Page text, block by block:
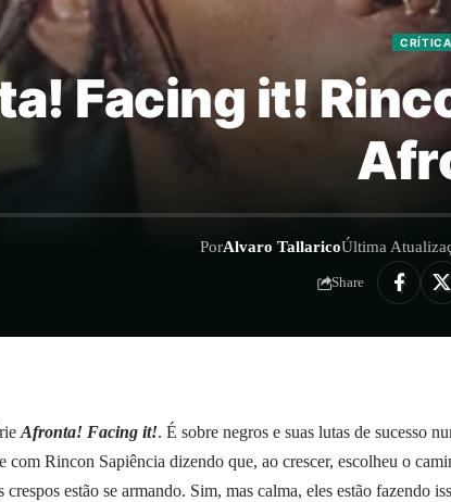
CRÍTICA
Facing it!
PorAlvaro TallaricoÚltima
Share
Afronta! Facing it!. É sobre negros e suas lutas de sucesso
com Rincon Sapiência dizendo que, ao crescer, escolheu o
crespos estão se armando. Sim, mas calma, eles estão fazendo